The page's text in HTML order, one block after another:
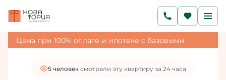
Студия 5 498 463 руб.
4 838 647 руб.
Ипотекаот 16 300 руб./мес.
Цена при 100% оплате и ипотеке с базовыми
условиями
5 человексмотрели эту квартиру за 24 часа